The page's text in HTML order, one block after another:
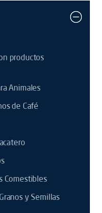
productos
Animales
de Café
Comestibles
y Semillas